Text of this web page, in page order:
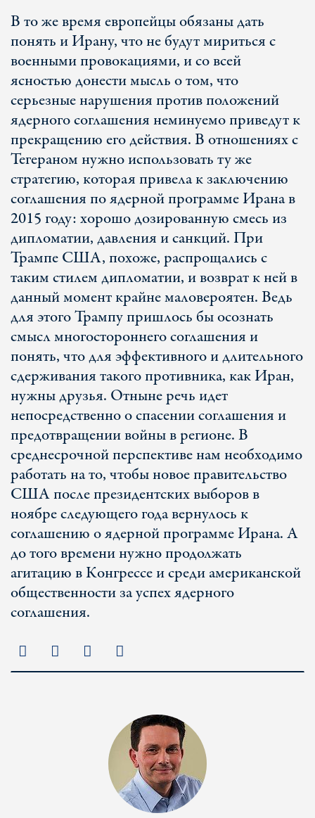
В то же время европейцы обязаны дать
понять и Ирану, что не будут мириться с
военными провокациями, и со всей
ясностью донести мысль о том, что
серьезные нарушения против положений
ядерного соглашения неминуемо приведут к
прекращению его действия. В отношениях с
Тегераном нужно использовать ту же
стратегию, которая привела к заключению
соглашения по ядерной программе Ирана в
2015 году: хорошо дозированную смесь из
дипломатии, давления и санкций. При
Трампе США, похоже, распрощались с
таким стилем дипломатии, и возврат к ней в
данный момент крайне маловероятен. Ведь
для этого Трампу пришлось бы осознать
смысл многостороннего соглашения и
понять, что для эффективного и длительного
сдерживания такого противника, как Иран,
нужны друзья. Отныне речь идет
непосредственно о спасении соглашения и
предотвращении войны в регионе. В
среднесрочной перспективе нам необходимо
работать на то, чтобы новое правительство
США после президентских выборов в
ноябре следующего года вернулось к
соглашению о ядерной программе Ирана. А
до того времени нужно продолжать
агитацию в Конгрессе и среди американской
общественности за успех ядерного
соглашения.